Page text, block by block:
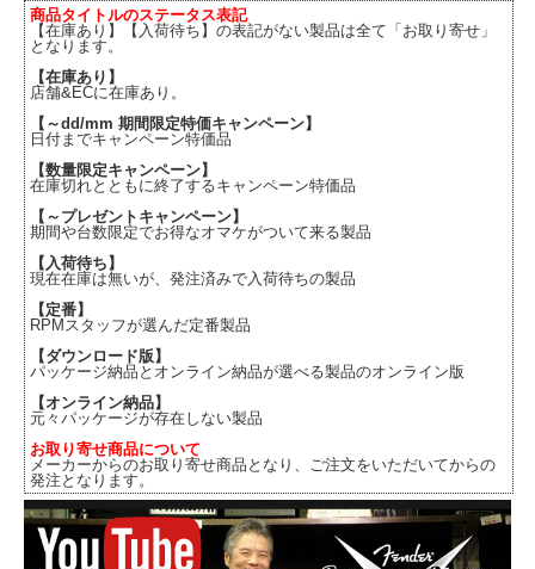
商品タイトルのステータス表記
【在庫あり】【入荷待ち】の表記がない製品は全て「お取り寄せ」
となります。
【在庫あり】
店舗&ECに在庫あり。
【～dd/mm 期間限定特価キャンペーン】
日付までキャンペーン特価品
【数量限定キャンペーン】
在庫切れとともに終了するキャンペーン特価品
【～プレゼントキャンペーン】
期間や台数限定でお得なオマケがついて来る製品
【入荷待ち】
現在在庫は無いが、発注済みで入荷待ちの製品
【定番】
RPMスタッフが選んだ定番製品
【ダウンロード版】
パッケージ納品とオンライン納品が選べる製品のオンライン版
【オンライン納品】
元々パッケージが存在しない製品
お取り寄せ商品について
メーカーからのお取り寄せ商品となり、ご注文をいただいてからの
発注となります。